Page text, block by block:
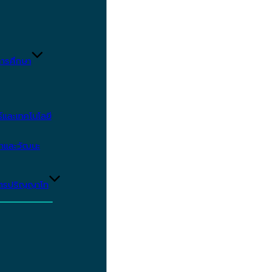
รศึกษา
ะเทคโนโลยี
และวัฒนะ
รปริญญาโท